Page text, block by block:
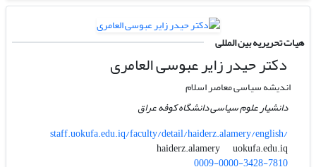
هیات تحریریه بین المللی
دکتر حیدر زایر عبوسی العامری
اندیشه سیاسی معاصر اسلام
دانشیار علوم سیاسی دانشگاه کوفه عراق
staff.uokufa.edu.iq/faculty/detail/haiderz.alamery/english/
haiderz.alamery
uokufa.edu.iq
0009-0000-3428-7810